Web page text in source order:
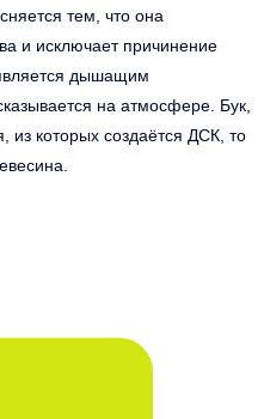
тем, что она
и исключает причинение
дышащим
на атмосфере. Бук,
из которых создаётся ДСК, то